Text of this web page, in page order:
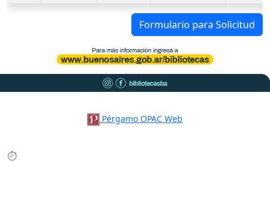
Formulario para Solicitud
Pérgamo OPAC Web